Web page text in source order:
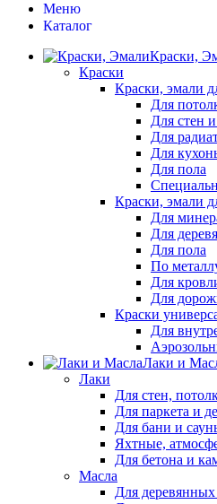
Меню
Каталог
Краски,
Краски
Краски, эмали
Для
Для стен
Для
Для
Для пола
Краски, эмали
Для
Для
Для пола
По
Для
Для
Краски
Для
Лаки и
Лаки
Для стен,
Для паркета и
Для бани и
Яхтные,
Для бетона и
Масла
Для деревянных